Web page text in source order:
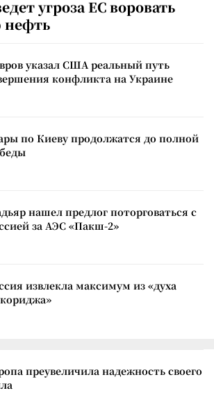
угроза ЕС воровать
нефть
указал США реальный путь
конфликта на Украине
по Киеву продолжатся до полной
нашел предлог поторговаться с
за АЭС «Пакш-2»
извлекла максимум из «духа
преувеличила надежность своего